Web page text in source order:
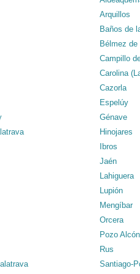
Arquillos
Baños de
Bélmez
Campillo
Carolina
Cazorla
Espelúy
Génave
Hinojares
Ibros
Jaén
Lahiguera
Lupión
Mengíbar
Orcera
Pozo Alcón
Rus
Santiago-